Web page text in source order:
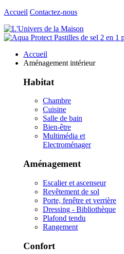
Accueil Contactez-nous
Accueil
Aménagement intérieur
Habitat
Chambre
Cuisine
Salle de bain
Bien-être
Multimédia et
Electroménager
Aménagement
Escalier et ascenseur
Revêtement de sol
Porte, fenêtre et verrière
Dressing - Bibliothèque
Plafond tendu
Rangement
Confort